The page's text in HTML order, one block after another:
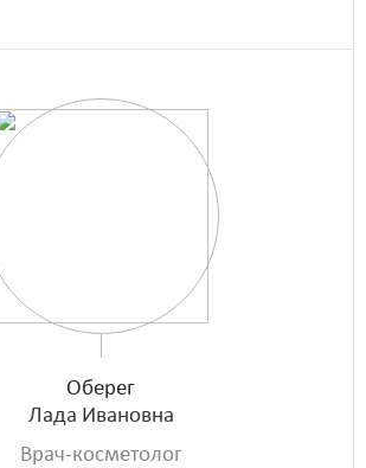
Оберег
Лада Ивановна
Врач-косметолог